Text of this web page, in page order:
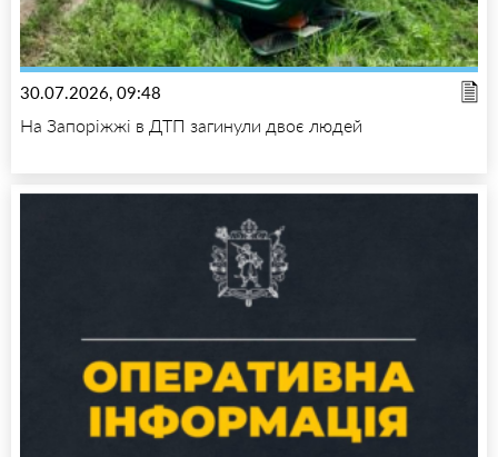
30.07.2026, 09:48
На Запоріжжі в ДТП загинули двоє людей